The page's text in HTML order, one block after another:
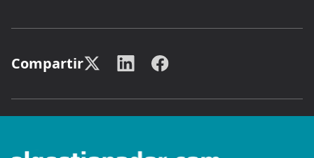
Compartir